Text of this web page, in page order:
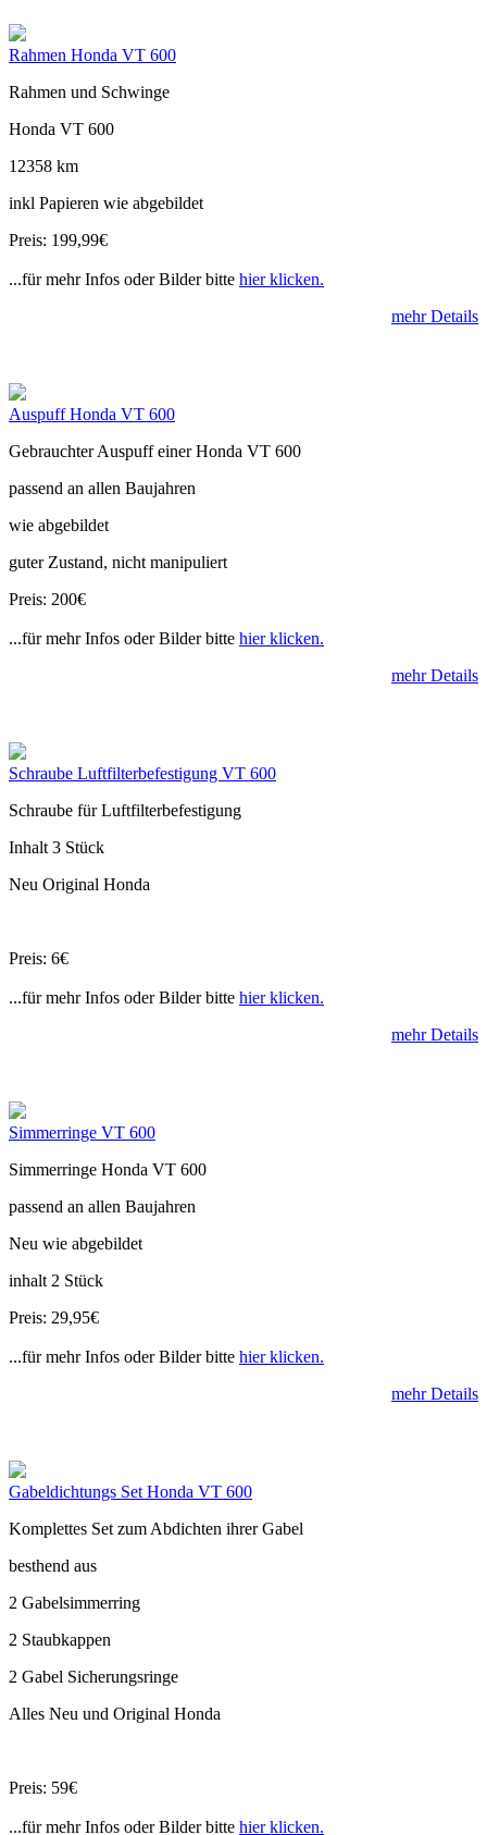
Rahmen Honda VT 600
Rahmen und Schwinge
Honda VT 600
12358 km
inkl Papieren wie abgebildet
Preis: 199,99€
...für mehr Infos oder Bilder bitte hier klicken.
mehr Details
Auspuff Honda VT 600
Gebrauchter Auspuff einer Honda VT 600
passend an allen Baujahren
wie abgebildet
guter Zustand, nicht manipuliert
Preis: 200€
...für mehr Infos oder Bilder bitte hier klicken.
mehr Details
Schraube Luftfilterbefestigung VT 600
Schraube für Luftfilterbefestigung
Inhalt 3 Stück
Neu Original Honda
Preis: 6€
...für mehr Infos oder Bilder bitte hier klicken.
mehr Details
Simmerringe VT 600
Simmerringe Honda VT 600
passend an allen Baujahren
Neu wie abgebildet
inhalt 2 Stück
Preis: 29,95€
...für mehr Infos oder Bilder bitte hier klicken.
mehr Details
Gabeldichtungs Set Honda VT 600
Komplettes Set zum Abdichten ihrer Gabel
besthend aus
2 Gabelsimmerring
2 Staubkappen
2 Gabel Sicherungsringe
Alles Neu und Original Honda
Preis: 59€
...für mehr Infos oder Bilder bitte hier klicken.